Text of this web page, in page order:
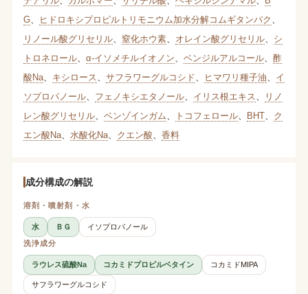
G、 ヒドロキシプロピルトリモニウム加水分解コムギタンパク
リノール酸グリセリル、 窒化ホウ素、 オレイン酸グリセリル、 シ
トロネロール、 α-イソメチルイオノン ベンジルアルコール、 酢
酸Na、 キシロース サフラワーグルコシド ヒマワリ種子油
イ
ソプロパノール、 フェノキシエタノール、 イリス根エキス
リノ
レン酸グリセリル、 ベンゾインガム トコフェロール、 BHT、 ク
エン酸Na、 水酸化Na、 クエン酸 香料
成分構成の解説
溶剤・噴射剤・水
水 ＢＧ
イソプロパノール
洗浄成分
ラウレス硫酸Na コカミドプロピルベタイン コカミドMIPA
サフラワーグルコシド